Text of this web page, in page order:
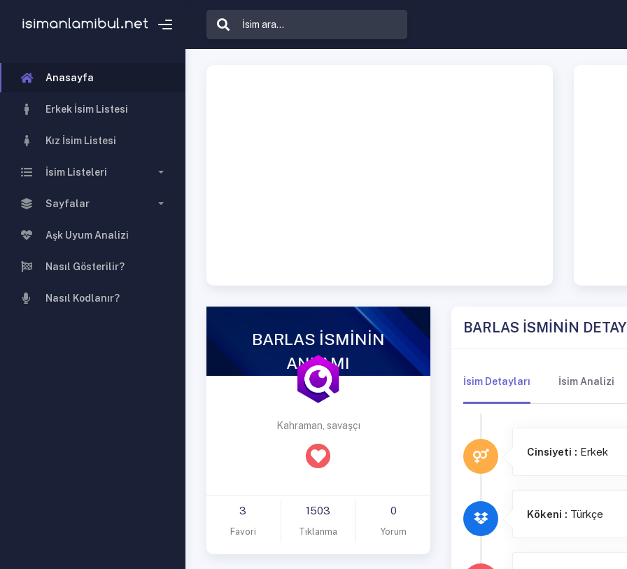
Anasayfa
Erkek İsim Listesi
Kız İsim Listesi
İsim Listeleri
Sayfalar
Aşk Uyum Analizi
Nasıl Gösterilir?
Nasıl Kodlanır?
BARLAS İSMİNİN
ANLAMI
Kahraman, savaşçı
3
Favori
1503
Tıklanma
0
Yorum
BARLAS İSMİNİN
İsim Detayları İsim Analizi
Cinsiyeti : Erkek
Kökeni : Türkçe